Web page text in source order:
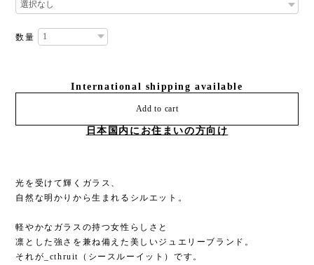
数量
International shipping available
Add to cart
日本国内にお住まいの方向け
光を受けて輝くガラス、
自然な明かりから生まれるシルエット。
軽やかなガラスの持つ女性らしさと
凛とした強さを兼ね備えた美しいジュエリーブランド。
それが_cthruit（シースルーイット）です。